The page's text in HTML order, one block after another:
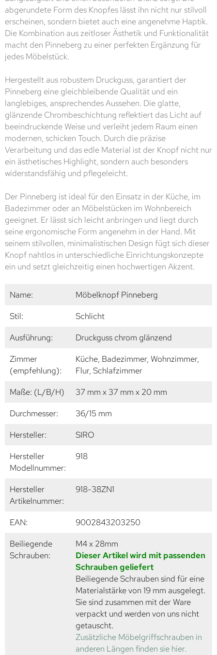
abgerundete Form des Knopfes lässt ihn nicht nur stilvoll
erscheinen, sondern bietet auch eine angenehme Haptik.
Die Kombination aus zeitloser Ästhetik und Funktionalität
macht den Pinneberg zu einer perfekten Ergänzung für
jedes Möbelstück.
Hergestellt aus robustem Druckguss, garantiert der
Pinneberg eine gleichbleibende Qualität und ein
langlebiges, ansprechendes Aussehen. Die glatte,
glänzende Chrombeschichtung reflektiert das Licht auf
beeindruckende Weise und verleiht jedem Raum einen
modernen, schicken Touch. Durch die präzise
Verarbeitung und das edle Material ist der Knopf nicht nur
ein ästhetisches Highlight, sondern auch besonders
widerstandsfähig und pflegeleicht.
Der Pinneberg ist ideal für den Einsatz in der Küche, im
Badezimmer oder an Möbelstücken im Wohnbereich
geeignet. Er lässt sich leicht anbringen und liegt durch
seine ergonomische Form angenehm in der Hand. Mit
seinem stilvollen, minimalistischen Design fügt sich dieser
Knopf nahtlos in unterschiedliche Einrichtungskonzepte
ein und setzt gleichzeitig einen hochwertigen Akzent.
Name:
Möbelknopf Pinneberg
Stil:
Schlicht
Ausführung:
Druckguss chrom glänzend
Zimmer
(empfehlung):
Küche, Badezimmer, Wohnzimmer,
Flur, Schlafzimmer
Maße: (L/B/H)
37 mm x 37 mm x 20 mm
Durchmesser:
36/15 mm
Hersteller:
SIRO
Hersteller
Modellnummer:
918
Hersteller
Artikelnummer:
918-38ZN1
EAN:
9002843203250
Beiliegende
Schrauben:
M4 x 28mm
Dieser Artikel wird mit passenden
Schrauben geliefert
Beiliegende Schrauben sind für eine
Materialstärke von 19 mm ausgelegt.
Sie sind zusammen mit der Ware
verpackt und werden von uns nicht
getauscht.
Zusätzliche Möbelgriffschrauben in
anderen Längen finden sie hier.